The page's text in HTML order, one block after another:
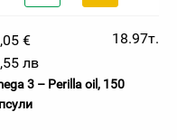
€
18.97т.
лв
3 – Perilla oil, 150